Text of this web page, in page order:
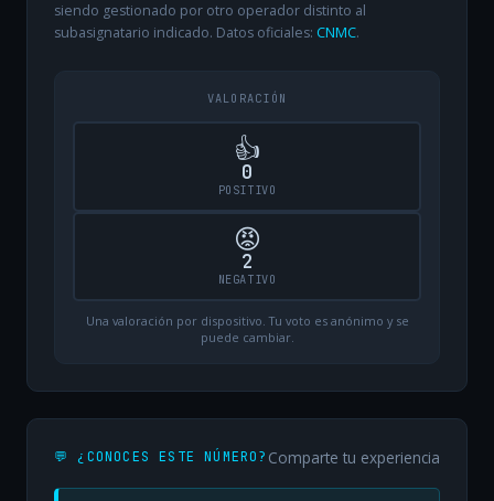
siendo gestionado por otro operador distinto al
subasignatario indicado. Datos oficiales: CNMC.
VALORACIÓN
👍
0
POSITIVO
😡
2
NEGATIVO
Una valoración por dispositivo. Tu voto es anónimo y se
puede cambiar.
💬 ¿CONOCES ESTE NÚMERO? Comparte tu experiencia